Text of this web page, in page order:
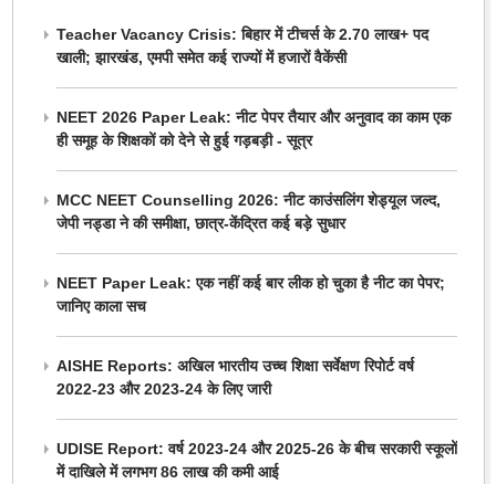
Teacher Vacancy Crisis: बिहार में टीचर्स के 2.70 लाख+ पद
खाली; झारखंड, एमपी समेत कई राज्यों में हजारों वैकेंसी
NEET 2026 Paper Leak: नीट पेपर तैयार और अनुवाद का काम एक
ही समूह के शिक्षकों को देने से हुई गड़बड़ी - सूत्र
MCC NEET Counselling 2026: नीट काउंसलिंग शेड्यूल जल्द,
जेपी नड्डा ने की समीक्षा, छात्र-केंद्रित कई बड़े सुधार
NEET Paper Leak: एक नहीं कई बार लीक हो चुका है नीट का पेपर;
जानिए काला सच
AISHE Reports: अखिल भारतीय उच्च शिक्षा सर्वेक्षण रिपोर्ट वर्ष
2022-23 और 2023-24 के लिए जारी
UDISE Report: वर्ष 2023-24 और 2025-26 के बीच सरकारी स्कूलों
में दाखिले में लगभग 86 लाख की कमी आई